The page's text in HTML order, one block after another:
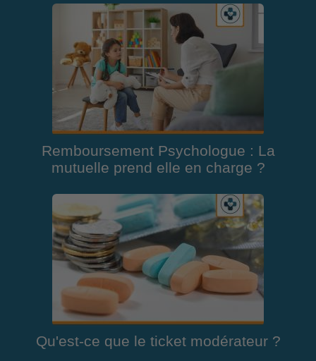
Remboursement Psychologue : La
mutuelle prend elle en charge ?
Qu'est-ce que le ticket modérateur ?